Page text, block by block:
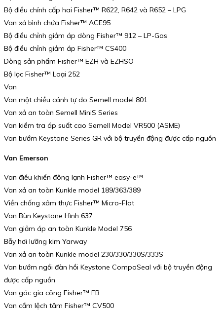
Bộ điều chỉnh cấp hai Fisher™ R622, R642 và R652 – LPG
Van xả bình chứa Fisher™ ACE95
Bộ điều chỉnh giảm áp dòng Fisher™ 912 – LP-Gas
Bộ điều chỉnh giảm áp Fisher™ CS400
Dòng sản phẩm Fisher™ EZH và EZHSO
Bộ lọc Fisher™ Loại 252
Van
Van một chiều cánh tự do Semell model 801
Van xả an toàn Semell MiniS Series
Van kiểm tra áp suất cao Semell Model VR500 (ASME)
Van bướm Keystone Series GR với bộ truyền động được cấp nguồn
Van Emerson
Van điều khiển đông lạnh Fisher™ easy-e™
Van xả an toàn Kunkle model 189/363/389
Viền chống xâm thực Fisher™ Micro-Flat
Van Bùn Keystone Hình 637
Van giảm áp an toàn Kunkle Model 756
Bẫy hơi lưỡng kim Yarway
Van xả an toàn Kunkle model 230/330/330S/333S
Van bướm ngồi đàn hồi Keystone CompoSeal với bộ truyền động
được cấp nguồn
Van góc gia công Fisher™ FB
Van cắm lệch tâm Fisher™ CV500